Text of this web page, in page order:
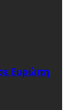
Ευρώπη